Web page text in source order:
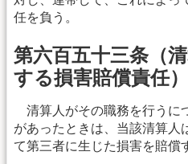
任を負う。
第六百五十三条（
する損害賠償責任）
清算人がその職務を行うに
があったときは、当該清算人
て第三者に生じた損害を賠償